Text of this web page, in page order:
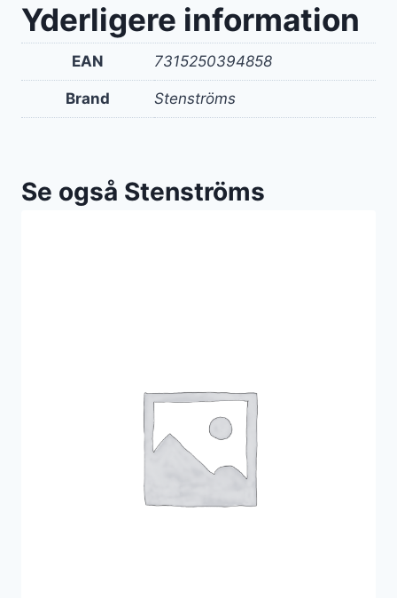
Yderligere information
EAN 7315250394858
Brand Stenströms
Se også Stenströms